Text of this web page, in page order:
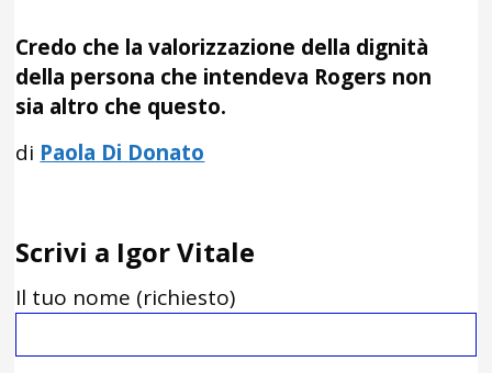
Credo che la valorizzazione della dignità
della persona che intendeva Rogers non
sia altro che questo.
di Paola Di Donato
Scrivi a Igor Vitale
Il tuo nome (richiesto)